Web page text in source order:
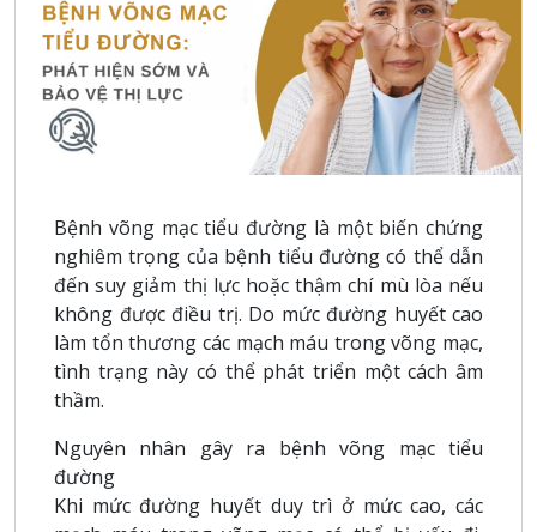
Bệnh võng mạc tiểu đường là một biến chứng
nghiêm trọng của bệnh tiểu đường có thể dẫn
đến suy giảm thị lực hoặc thậm chí mù lòa nếu
không được điều trị. Do mức đường huyết cao
làm tổn thương các mạch máu trong võng mạc,
tình trạng này có thể phát triển một cách âm
thầm.
Nguyên nhân gây ra bệnh võng mạc tiểu
đường
Khi mức đường huyết duy trì ở mức cao, các